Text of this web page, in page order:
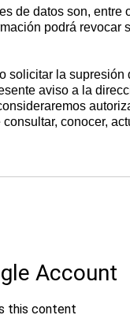
de datos son,
podrá
solicitar la
aviso a la
conocer,